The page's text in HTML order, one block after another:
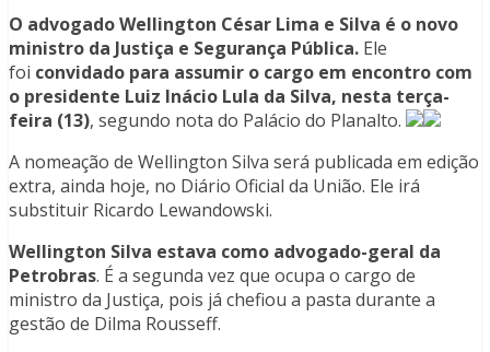
O advogado Wellington César Lima e Silva é o novo
ministro da Justiça e Segurança Pública. Ele
foi convidado para assumir o cargo em encontro com
o presidente Luiz Inácio Lula da Silva, nesta terça-
feira (13), segundo nota do Palácio do Planalto.
A nomeação de Wellington Silva será publicada em edição
extra, ainda hoje, no Diário Oficial da União. Ele irá
substituir Ricardo Lewandowski.
Wellington Silva estava como advogado-geral da
Petrobras. É a segunda vez que ocupa o cargo de
ministro da Justiça, pois já chefiou a pasta durante a
gestão de Dilma Rousseff.